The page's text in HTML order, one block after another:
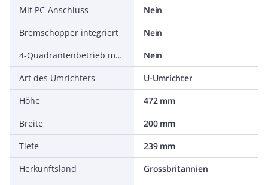
Mit PC-Anschluss
Nein
Bremschopper integriert
Nein
4-Quadrantenbetrieb möglich
Nein
Art des Umrichters
U-Umrichter
Höhe
472 mm
Breite
200 mm
Tiefe
239 mm
Herkunftsland
Grossbritannien